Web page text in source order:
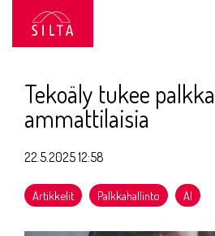
sisältöön.
Tekoäly tukee
ammattilaisia
22.5.2025 12:58
Artikkelit Palkkahallinto AI